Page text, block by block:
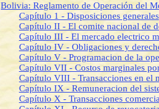
Bolivia: Reglamento de Operación del
Capítulo 1 - Disposiciones generales
Capítulo II - El comite nacional de
Capítulo III - El mercado electrico
Capítulo IV - Obligaciones y
Capítulo V - Programacion de la
Capítulo VII - Costos marginales
Capítulo VIII - Transacciones en el
Capítulo IX - Remuneracion del
Capítulo X - Transacciones